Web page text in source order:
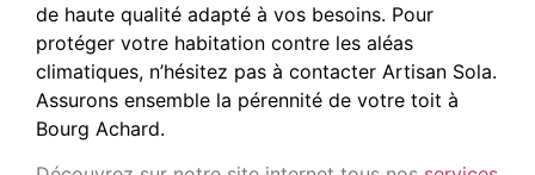
de haute qualité adapté à vos besoins. Pour
protéger votre habitation contre les aléas
climatiques, n’hésitez pas à contacter Artisan Sola.
Assurons ensemble la pérennité de votre toit à
Bourg Achard.